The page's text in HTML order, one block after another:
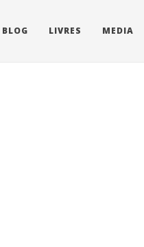
BLOG LIVRES MEDIA